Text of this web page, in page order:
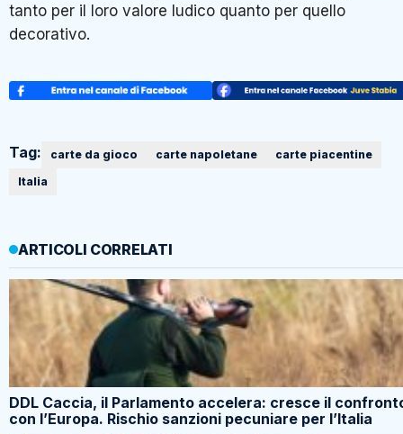
tanto per il loro valore ludico quanto per quello
decorativo.
Tag: carte da gioco carte napoletane
carte piacentine
Italia
ARTICOLI CORRELATI
DDL Caccia, il Parlamento accelera: cresce il
con l’Europa. Rischio sanzioni pecuniare per l’Italia